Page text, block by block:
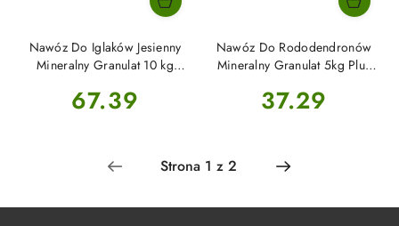
Nawóz Do Iglaków Jesienny
Mineralny Granulat 10 kg
Cena:
67.39
Nawóz Do Rododendronów
Mineralny Granulat 5kg Plus
Cena:
37.29